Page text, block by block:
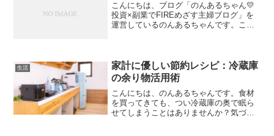
こんにちは、ブログ「のんあるちゃん💛
投資×副業でFIREめざす主婦ブログ」を
運営しているのんあるちゃんです。この
ドレスまでご連絡くだ...
生活
家計に優しい節約レシピ：冷蔵庫
の余り物活用術
こんにちは、のんあるちゃんです。食材
を買ってきても、つい冷蔵庫の奥で眠ら
せてしまうことはありませんか？気づけ